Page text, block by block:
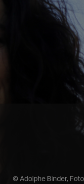
© Adolphe Binder,